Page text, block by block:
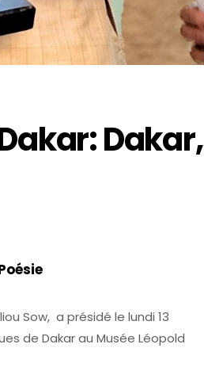
Dakar,
Sow, a présidé le lundi 13
de Dakar au Musée Léopold